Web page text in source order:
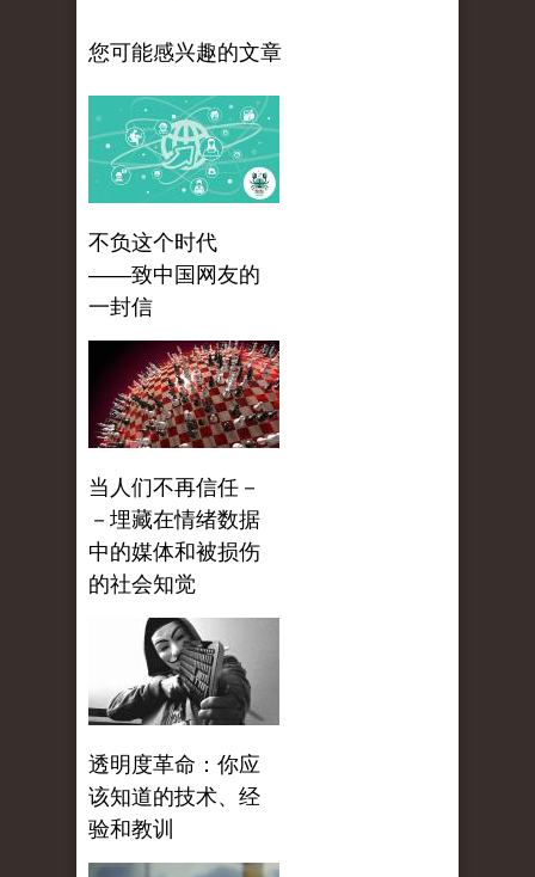
您可能感兴趣的文章
不负这个时代
——致中国网友的
一封信
当人们不再信任－
－埋藏在情绪数据
中的媒体和被损伤
的社会知觉
透明度革命：你应
该知道的技术、经
验和教训